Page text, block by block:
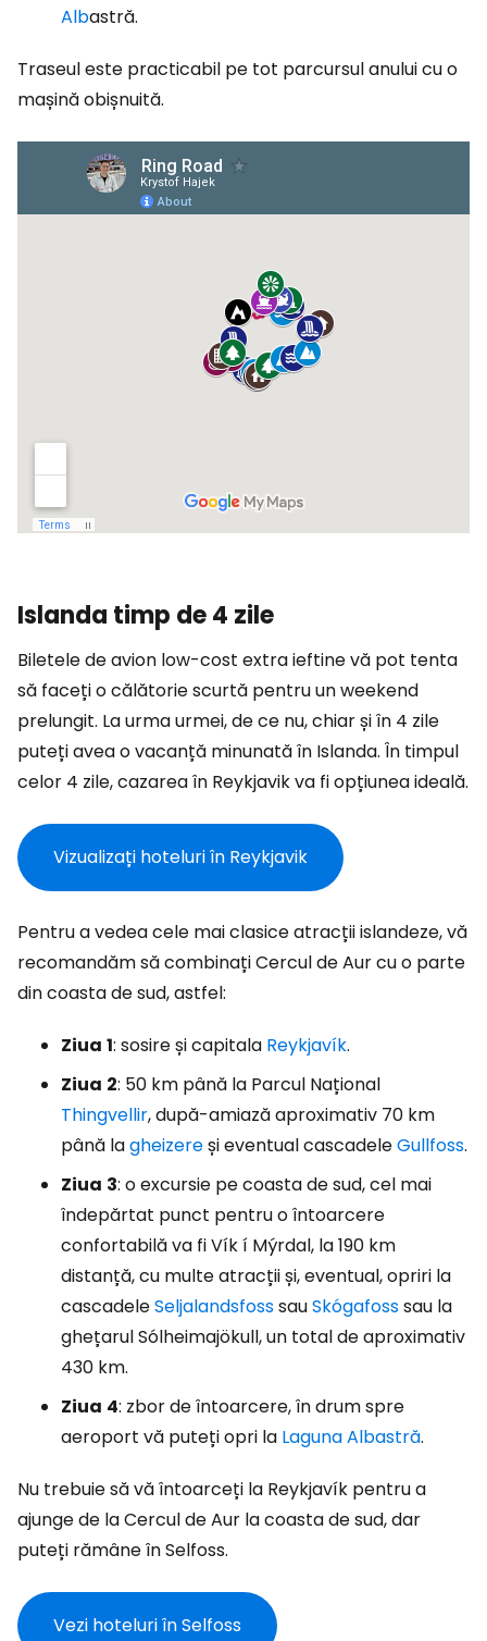
Albastră.
Traseul este practicabil pe tot parcursul anului cu o
mașină obișnuită.
Islanda timp de 4 zile
Biletele de avion low-cost extra ieftine vă pot tenta
să faceți o călătorie scurtă pentru un weekend
prelungit. La urma urmei, de ce nu, chiar și în 4 zile
puteți avea o vacanță minunată în Islanda. În timpul
celor 4 zile, cazarea în Reykjavik va fi opțiunea ideală.
Vizualizați hoteluri în Reykjavik
Pentru a vedea cele mai clasice atracții islandeze, vă
recomandăm să combinați Cercul de Aur cu o parte
din coasta de sud, astfel:
Ziua 1: sosire și capitala Reykjavík.
Ziua 2: 50 km până la Parcul Național
Thingvellir, după-amiază aproximativ 70 km
până lagheizereși eventual cascadeleGullfoss.
Ziua 3: o excursie pe coasta de sud, cel mai
îndepărtat punct pentru o întoarcere
confortabilă va fi Vík í Mýrdal, la 190 km
distanță, cu multe atracții și, eventual, opriri la
cascadeleSeljalandsfosssauSkógafosssau la
ghețarul Sólheimajökull, un total de aproximativ
430 km.
Ziua 4: zbor de întoarcere, în drum spre
aeroport vă puteți opri la Laguna Albastră.
Nu trebuie să vă întoarceți la Reykjavík pentru a
ajunge de la Cercul de Aur la coasta de sud, dar
puteți rămâne în Selfoss.
Vezi hoteluri în Selfoss